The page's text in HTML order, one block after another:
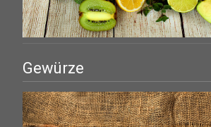
Gewürze